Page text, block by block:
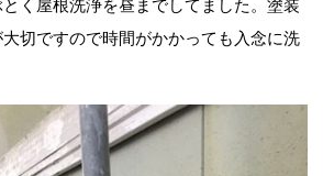
く屋根洗浄を昼までしてました。塗装
切ですので時間がかかっても入念に洗